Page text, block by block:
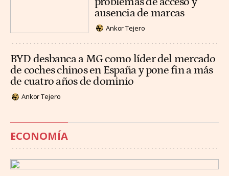
ausencia de marcas
Ankor Tejero
BYD desbanca a MG como líder del mercado
de coches chinos en España y pone fin a más
de cuatro años de dominio
Ankor Tejero
ECONOMÍA